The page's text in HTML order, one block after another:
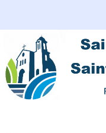
contenu